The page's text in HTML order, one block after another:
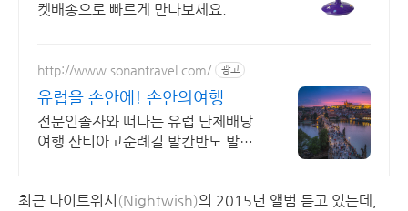
켓배송으로 빠르게 만나보세요.
http://www.sonantravel.com/ 광고
유럽을 손안에! 손안의여행
전문인솔자와 떠나는 유럽 단체배낭
여행 산티아고순례길 발칸반도 발틱
유럽 세미팩제공
최근 나이트위시 (Nightwish)의 2015년 앨범 듣고 있는데,